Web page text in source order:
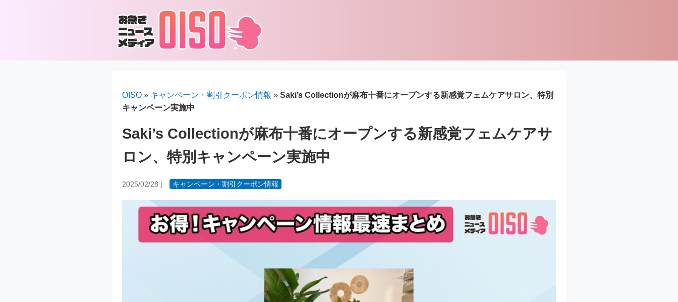
OISO » キャンペーン・割引クーポン情報 » Saki’s Collectionが麻布十番にオープンする新感覚フェムケアサロン、特別
キャンペーン実施中
Saki’s Collectionが麻布十番にオープンする新感覚フェムケアサ
ロン、特別キャンペーン実施中
2025/02/28 | キャンペーン・割引クーポン情報